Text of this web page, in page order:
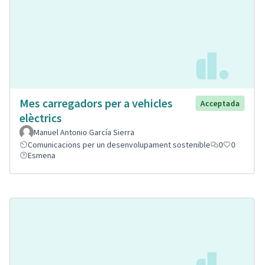
Mes carregadors per a vehicles
elèctrics
Acceptada
Manuel Antonio García Sierra
Comunicacions per un desenvolupament sostenible
0
0
Esmena